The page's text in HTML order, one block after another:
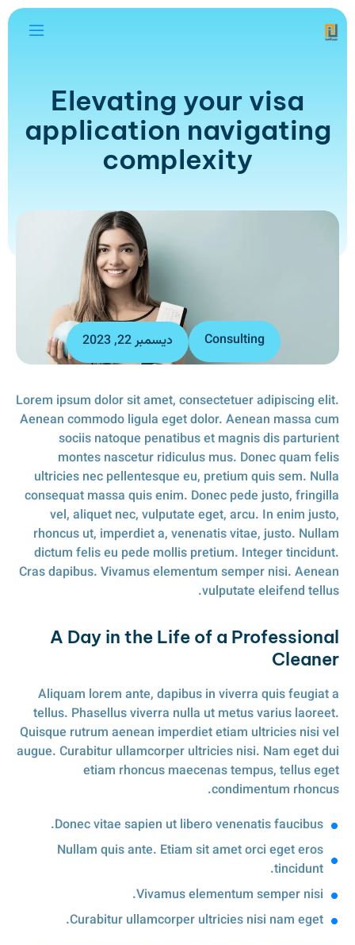
Elevating your visa
application navigating
complexity
Consulting ديسمبر 22, 2023
Lorem ipsum dolor sit amet, consectetuer adipiscing elit.
Aenean commodo ligula eget dolor. Aenean massa cum
sociis natoque penatibus et magnis dis parturient
montes nascetur ridiculus mus. Donec quam felis
ultricies nec pellentesque eu, pretium quis sem. Nulla
consequat massa quis enim. Donec pede justo, fringilla
vel, aliquet nec, vulputate eget, arcu. In enim justo,
rhoncus ut, imperdiet a, venenatis vitae, justo. Nullam
dictum felis eu pede mollis pretium. Integer tincidunt.
Cras dapibus. Vivamus elementum semper nisi. Aenean
vulputate eleifend tellus.
A Day in the Life of a Professional
Cleaner
Aliquam lorem ante, dapibus in viverra quis feugiat a
tellus. Phasellus viverra nulla ut metus varius laoreet.
Quisque rutrum aenean imperdiet etiam ultricies nisi vel
augue. Curabitur ullamcorper ultricies nisi. Nam eget dui
etiam rhoncus maecenas tempus, tellus eget
condimentum rhoncus.
Donec vitae sapien ut libero venenatis faucibus.
Nullam quis ante. Etiam sit amet orci eget eros
tincidunt.
Vivamus elementum semper nisi.
Curabitur ullamcorper ultricies nisi nam eget.